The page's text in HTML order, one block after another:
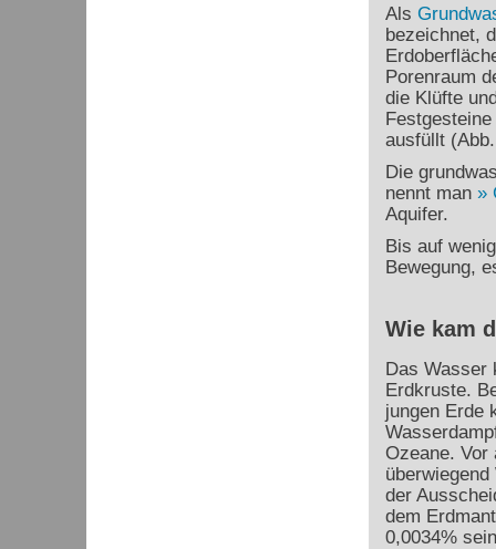
Als
bezeichnet,
Porenraum
die Klüfte
ausfüllt
Die
nennt man
Aquifer.
Bis auf
Bewegung,
Wie kam
Das Wasser
Erdkruste.
jungen Erde
Ozeane. Vor
der
dem
0,0034%